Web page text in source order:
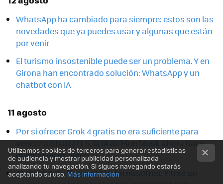
WhatsApp ha cambiado para siempre: estos son las
novedades que ya puedes usar y algunas que están
por venir
El turismo insostenible puede ser un problema. Y en
Girona han encontrado solución: WhatsApp y un
chatbot con IA
11 agosto
Por si ofrecer Grok 4 gratis no era suficiente para
vencer a ChatGPT 5, la IA de Elon Musk ahora hace
deepfakes de vídeo
Android Auto 15 ya está entre nosotros. Y trae un
Utilizamos cookies de terceros para generar estadísticas
de audiencia y mostrar publicidad personalizada
analizando tu navegación. Si sigues navegando estarás
aceptando su uso. Más información